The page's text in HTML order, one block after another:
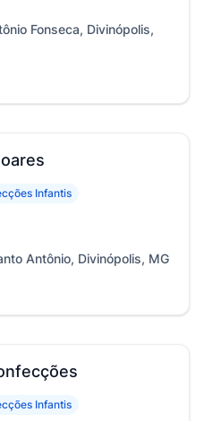
Fonseca, Divinópolis,
Infantis
Antônio, Divinópolis, MG
Infantis